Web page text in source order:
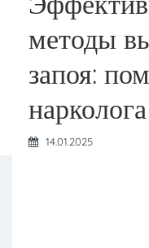
методы
запоя:
14.01.2025